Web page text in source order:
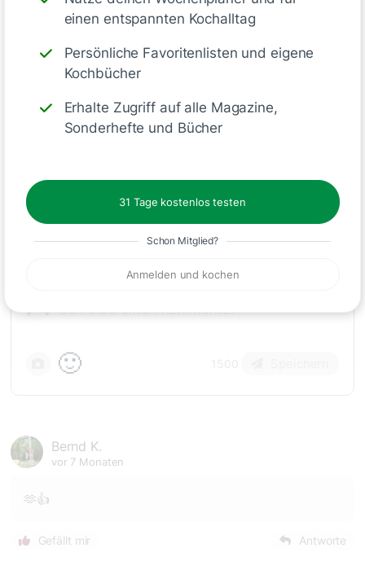
einen entspannten Kochalltag
Persönliche Favoritenlisten und eigene
Kochbücher
Erhalte Zugriff auf alle Magazine,
Sonderhefte und Bücher
31 Tage kostenlos testen
Schon Mitglied?
Anmelden und kochen
Deine Notizen
Kommentare(2)
🙂
Bernd K.
vor 7 Monaten
🫶👍
Gefällt mir Antworte